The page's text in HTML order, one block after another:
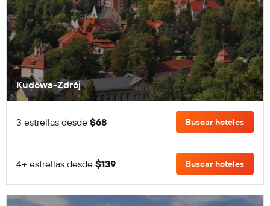
Kudowa-Zdrój
3 estrellas desde $68 Buscar hoteles
4+ estrellas desde $139 Buscar hoteles